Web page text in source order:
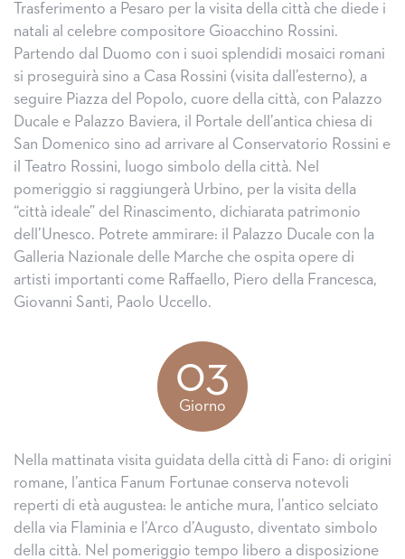
Trasferimento a Pesaro per la visita della città che diede i
natali al celebre compositore Gioacchino Rossini.
Partendo dal Duomo con i suoi splendidi mosaici romani
si proseguirà sino a Casa Rossini (visita dall’esterno), a
seguire Piazza del Popolo, cuore della città, con Palazzo
Ducale e Palazzo Baviera, il Portale dell’antica chiesa di
San Domenico sino ad arrivare al Conservatorio Rossini e
il Teatro Rossini, luogo simbolo della città. Nel
pomeriggio si raggiungerà Urbino, per la visita della
“città ideale” del Rinascimento, dichiarata patrimonio
dell’Unesco. Potrete ammirare: il Palazzo Ducale con la
Galleria Nazionale delle Marche che ospita opere di
artisti importanti come Raffaello, Piero della Francesca,
Giovanni Santi, Paolo Uccello.
03
Giorno
Nella mattinata visita guidata della città di Fano: di origini
romane, l’antica Fanum Fortunae conserva notevoli
reperti di età augustea: le antiche mura, l’antico selciato
della via Flaminia e l’Arco d’Augusto, diventato simbolo
della città. Nel pomeriggio tempo libero a disposizione